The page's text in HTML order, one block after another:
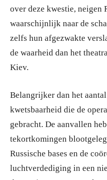
over deze kwestie, neigen
waarschijnlijk naar de
zelfs hun afgezwakte
de waarheid dan het
Kiev.
Belangrijker dan het
kwetsbaarheid die de
gebracht. De aanvallen
tekortkomingen
Russische bases en de
luchtverdediging in een